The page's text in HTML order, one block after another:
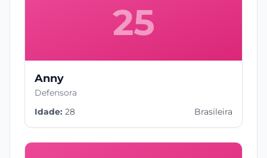
25
Anny
Defensora
Idade: 28 Brasileira